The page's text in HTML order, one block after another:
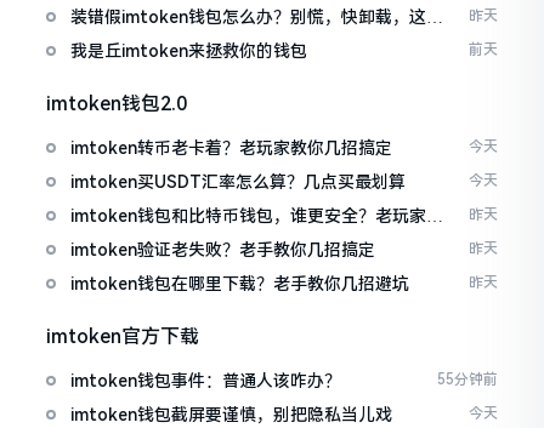
装错假imtoken钱包怎么办？别慌，快卸载，这几
招能救急
昨天
我是丘imtoken来拯救你的钱包 前天
imtoken钱包2.0
imtoken转币老卡着？老玩家教你几招搞定 今天
imtoken买USDT汇率怎么算？几点买最划算 今天
imtoken钱包和比特币钱包，谁更安全？老玩家来
聊聊
昨天
imtoken验证老失败？老手教你几招搞定 昨天
imtoken钱包在哪里下载？老手教你几招避坑 昨天
imtoken官方下载
imtoken钱包事件：普通人该咋办？ 55分钟前
imtoken钱包截屏要谨慎，别把隐私当儿戏 今天